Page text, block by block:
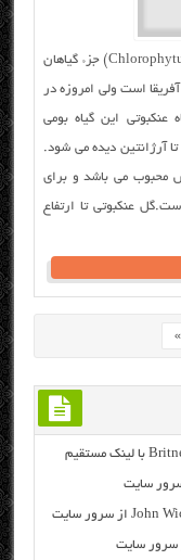
گیاه عنکبوتی چیست؟ گیاه عنکبوتی (Chlorophytum comosum) جزء گیاهان
است ولی امروزه در
این گیاه بومی
آرژانتین دیده می شود.
محبوب می باشد و برای
عنکبوتی تا ارتفاع
»